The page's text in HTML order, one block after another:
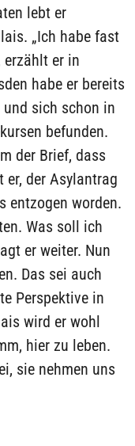
lebt er
„Ich habe fast
erzählt er in
habe er bereits
sich schon in
befunden.
der Brief, dass
er, der Asylantrag
entzogen worden.
Was soll ich
er weiter. Nun
Das sei auch
Perspektive in
wird er wohl
hier zu leben.
sie nehmen uns